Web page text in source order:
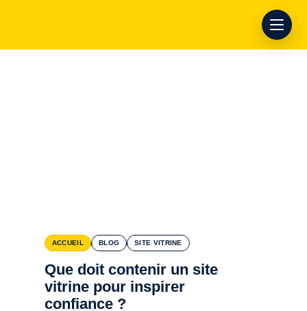
ACCUEIL › BLOG › SITE VITRINE
Que doit contenir un site
vitrine pour inspirer
confiance ?